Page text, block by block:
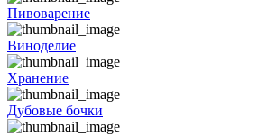
Пивоварение
Виноделие
Хранение
Дубовые бочки